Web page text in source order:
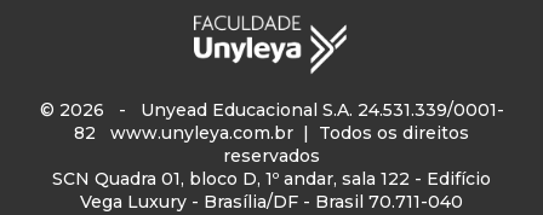
© 2026 - Unyead Educacional S.A. 24.531.339/0001-
82 www.unyleya.com.br | Todos os direitos
reservados
SCN Quadra 01, bloco D, 1º andar, sala 122 - Edifício
Vega Luxury - Brasília/DF - Brasil 70.711-040